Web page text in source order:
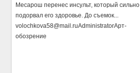
Месарош перенес инсульт, который сильно
подорвал его здоровье. До съемок...
volochkova58@mail.ruAdministratorАрт-
обозрение